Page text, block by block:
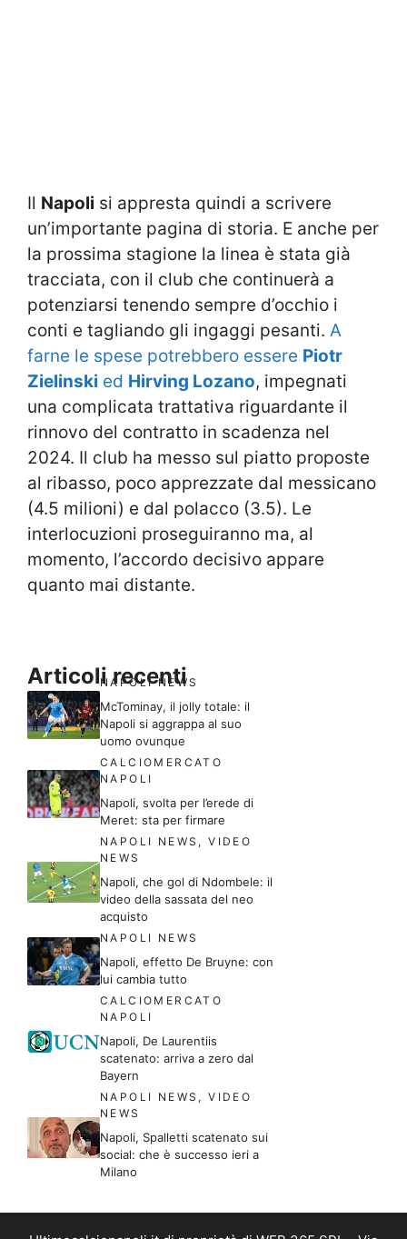
Il Napoli si appresta quindi a scrivere
un’importante pagina di storia. E anche per
la prossima stagione la linea è stata già
tracciata, con il club che continuerà a
potenziarsi tenendo sempre d’occhio i
conti e tagliando gli ingaggi pesanti. A
farne le spese potrebbero essere Piotr
Zielinski ed Hirving Lozano, impegnati
una complicata trattativa riguardante il
rinnovo del contratto in scadenza nel
2024. Il club ha messo sul piatto proposte
al ribasso, poco apprezzate dal messicano
(4.5 milioni) e dal polacco (3.5). Le
interlocuzioni proseguiranno ma, al
momento, l’accordo decisivo appare
quanto mai distante.
Articoli recenti
NAPOLI NEWS
McTominay, il jolly totale: il
Napoli si aggrappa al suo
uomo ovunque
CALCIOMERCATO
NAPOLI
Napoli, svolta per l’erede di
Meret: sta per firmare
NAPOLI NEWS ,VIDEO
NEWS
Napoli, che gol di Ndombele: il
video della sassata del neo
acquisto
NAPOLI NEWS
Napoli, effetto De Bruyne: con
lui cambia tutto
CALCIOMERCATO
NAPOLI
Napoli, De Laurentiis
scatenato: arriva a zero dal
Bayern
NAPOLI NEWS ,VIDEO
NEWS
Napoli, Spalletti scatenato sui
social: che è successo ieri a
Milano